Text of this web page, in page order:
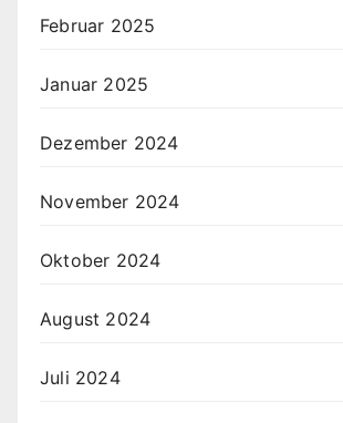
Februar 2025
Januar 2025
Dezember 2024
November 2024
Oktober 2024
August 2024
Juli 2024